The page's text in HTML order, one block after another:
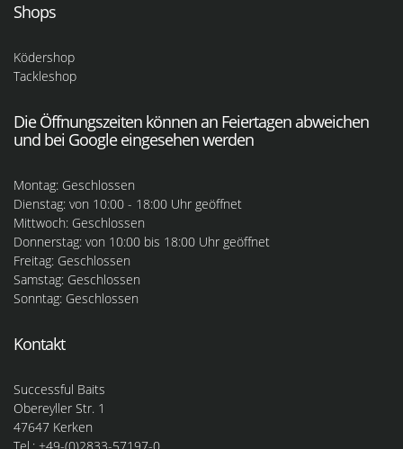
Shops
Ködershop
Tackleshop
Die Öffnungszeiten können an Feiertagen abweichen
und bei Google eingesehen werden
Montag: Geschlossen
Dienstag: von 10:00 - 18:00 Uhr geöffnet
Mittwoch: Geschlossen
Donnerstag: von 10:00 bis 18:00 Uhr geöffnet
Freitag: Geschlossen
Samstag: Geschlossen
Sonntag: Geschlossen
Kontakt
Successful Baits
Obereyller Str. 1
47647 Kerken